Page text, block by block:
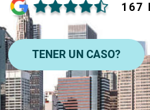
167
TENER UN CASO?